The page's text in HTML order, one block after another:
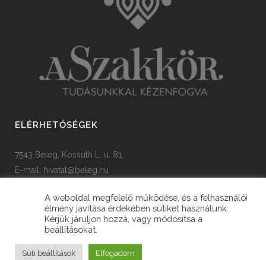
ELÉRHETŐSÉGEK
7543 Beleg, Kossuth L. u. 81.
E-mail: hivatal@beleg.hu
© Copyright Ötvöskónyi Község Önkormányzata
A weboldal megfelelő működése, és a felhasználói
élmény javítása érdekében sütiket használunk.
Kérjük járuljon hozzá, vagy módosítsa a
beállításokat.
Süti beállítások Elfogadom